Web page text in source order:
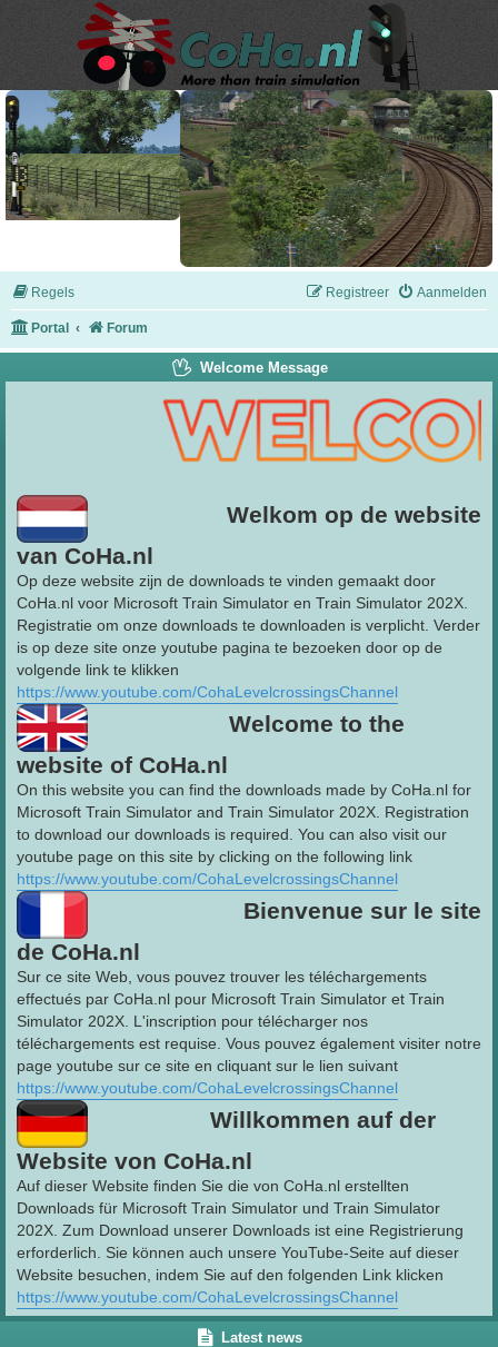
Regels Aanmelden
Registreer
Portal Forum
Welcome Message
Welkom op de website
van CoHa.nl
Op deze website zijn de downloads te vinden gemaakt door
CoHa.nl voor Microsoft Train Simulator en Train Simulator 202X.
Registratie om onze downloads te downloaden is verplicht. Verder
is op deze site onze youtube pagina te bezoeken door op de
volgende link te klikken
https://www.youtube.com/CohaLevelcrossingsChannel
Welcome to the
website of CoHa.nl
On this website you can find the downloads made by CoHa.nl for
Microsoft Train Simulator and Train Simulator 202X. Registration
to download our downloads is required. You can also visit our
youtube page on this site by clicking on the following link
https://www.youtube.com/CohaLevelcrossingsChannel
Bienvenue sur le site
de CoHa.nl
Sur ce site Web, vous pouvez trouver les téléchargements
effectués par CoHa.nl pour Microsoft Train Simulator et Train
Simulator 202X. L'inscription pour télécharger nos
téléchargements est requise. Vous pouvez également visiter notre
page youtube sur ce site en cliquant sur le lien suivant
https://www.youtube.com/CohaLevelcrossingsChannel
Willkommen auf der
Website von CoHa.nl
Auf dieser Website finden Sie die von CoHa.nl erstellten
Downloads für Microsoft Train Simulator und Train Simulator
202X. Zum Download unserer Downloads ist eine Registrierung
erforderlich. Sie können auch unsere YouTube-Seite auf dieser
Website besuchen, indem Sie auf den folgenden Link klicken
https://www.youtube.com/CohaLevelcrossingsChannel
Latest news